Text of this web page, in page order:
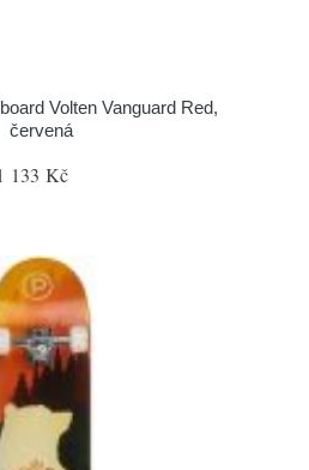
Volten Vanguard Red,
červená
133 Kč